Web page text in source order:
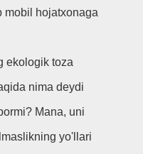
mobil hojatxonaga
ekologik toza
nima deydi
Mana, uni
yo'llari